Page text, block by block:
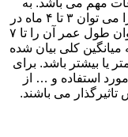
طور کلی میزان ماندگاری این نوع بوتاکس را می توان ۳ تا ۴ ماه در
نظر گرفت اما با یک سری مراقبت ها می توان طول عمر آن را تا ۷
میانگین کلی بیان شده
یا بیشتر باشد. برای
استفاده و … از
می باشند.